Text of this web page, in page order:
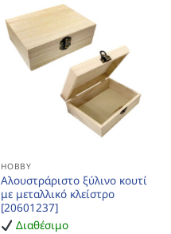
HOBBY
Αλουστράριστο ξύλινο κουτί
με μεταλλικό κλείστρο
[20601237]
Διαθέσιμο